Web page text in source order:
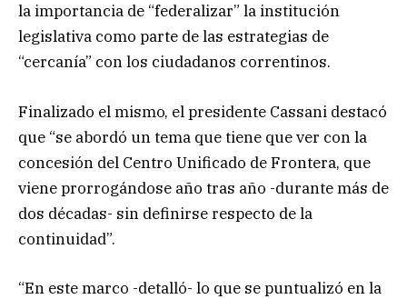
la importancia de “federalizar” la institución
legislativa como parte de las estrategias de
“cercanía” con los ciudadanos correntinos.
Finalizado el mismo, el presidente Cassani destacó
que “se abordó un tema que tiene que ver con la
concesión del Centro Unificado de Frontera, que
viene prorrogándose año tras año -durante más de
dos décadas- sin definirse respecto de la
continuidad”.
“En este marco -detalló- lo que se puntualizó en la